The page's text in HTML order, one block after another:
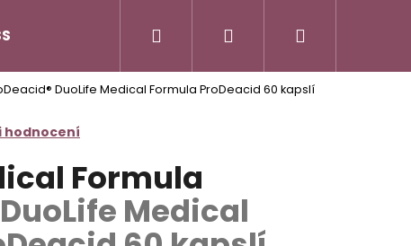
DuoLife Club - plný výhod O nás
Přihlášení
DuoLife Medical Formula ProDeacid 60 kapslí
hodnocení
Formula
DuoLife Medical